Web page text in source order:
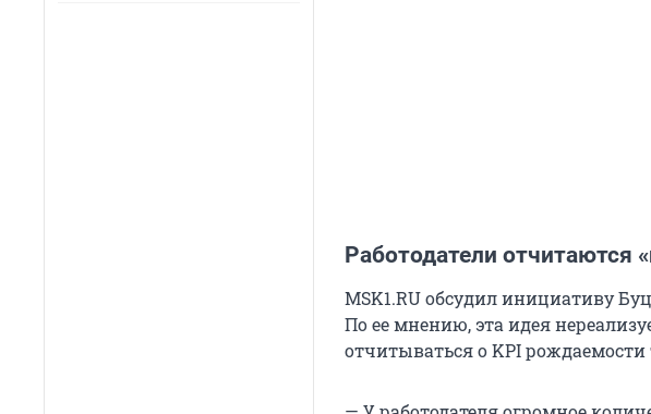
Работодатели отчитаются
MSK1.RU обсудил инициативу
По ее мнению, эта идея
отчитываться о KPI рождаемости